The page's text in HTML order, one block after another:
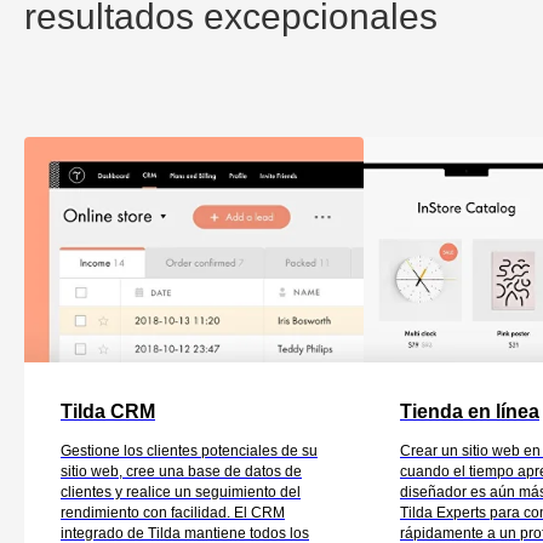
resultados excepcionales
Tilda CRM
Gestione los clientes potenciales de su
sitio web, cree una base de datos de
clientes y realice un seguimiento del
rendimiento con facilidad. El CRM
integrado de Tilda mantiene todos los
Tienda en línea
Crear un sitio web
cuando el tiempo
diseñador es aún
Tilda Experts para
rápidamente a un